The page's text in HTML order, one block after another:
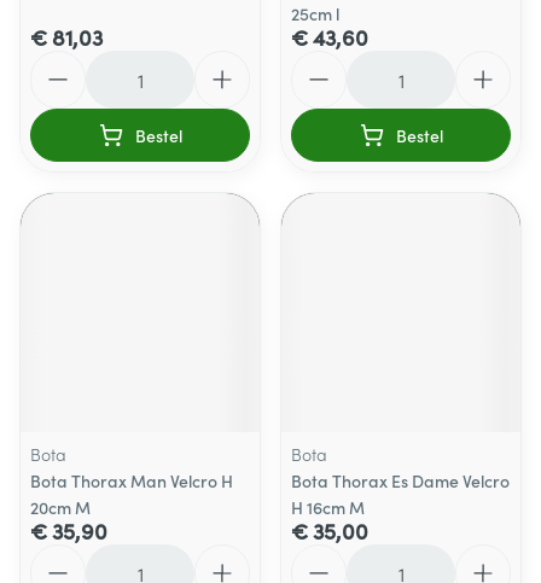
€ 81,03
Bestel
25cm l
€ 43,60
Bestel
Bota
Bota Thorax Man Velcro H
20cm M
€ 35,90
Bota
Bota Thorax Es Dame Velcro
H 16cm M
€ 35,00